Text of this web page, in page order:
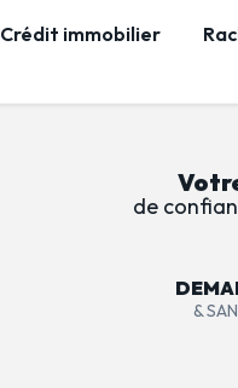
Crédit immobilier
de
&